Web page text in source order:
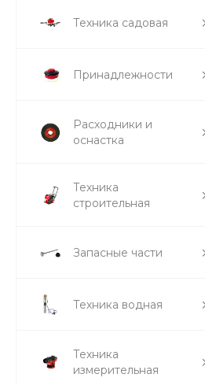
Техника садовая
Принадлежности
Расходники и
оснастка
Техника
строительная
Запасные части
Техника водная
Техника
измерительная